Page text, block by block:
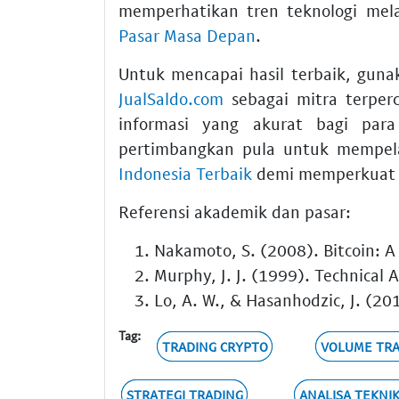
memperhatikan tren teknologi
Pasar Masa Depan.
Untuk mencapai hasil terbaik,
JualSaldo.com sebagai mitra
informasi yang akurat bagi para
pertimbangkan pula untuk
Indonesia Terbaik demi
Referensi akademik dan pasar:
Nakamoto, S. (2008). Bitcoin:
Murphy, J. J. (1999). Technical
Lo, A. W., & Hasanhodzic, J.
Tag:
TRADING CRYPTO VOLUME
STRATEGI TRADING ANALISA